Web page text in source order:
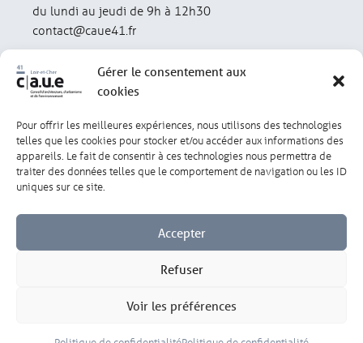
Gérer le consentement aux
cookies
Pour offrir les meilleures expériences, nous utilisons des technologies
telles que les cookies pour stocker et/ou accéder aux informations des
appareils. Le fait de consentir à ces technologies nous permettra de
traiter des données telles que le comportement de navigation ou les ID
uniques sur ce site.
Accepter
Refuser
Voir les préférences
du lundi au jeudi de 9h à 12h30
contact@caue41.fr
Mentions légales Politique de confidentialité
Lexique Réalisation : olivgraphic.com